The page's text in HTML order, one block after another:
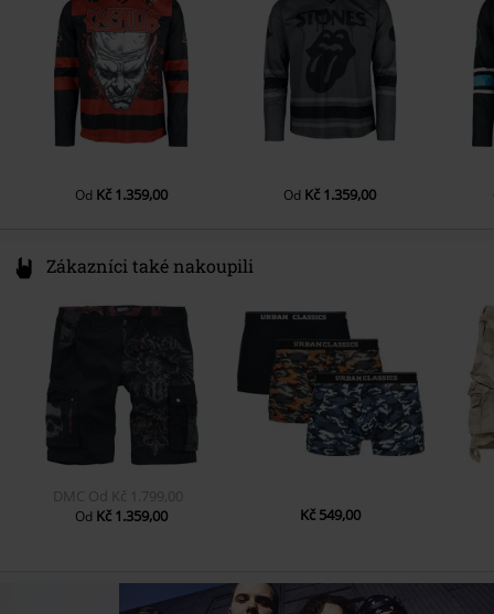
Muži
productsafety@universal-music.com
Od Kč 1.359,00 Od Kč 1.359,00
Zákazníci také nakoupili
DMC Od Kč 1.799,00
Od Kč 1.359,00 Kč 549,00